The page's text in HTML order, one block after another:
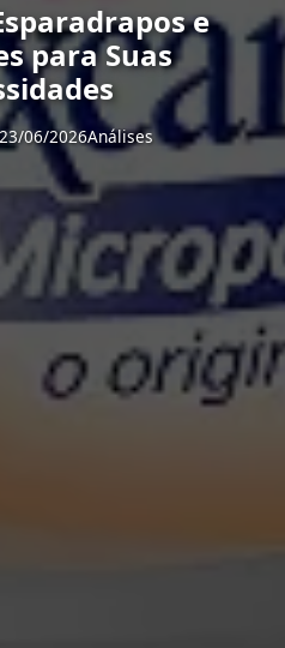
e
para Suas
23/06/2026Análises